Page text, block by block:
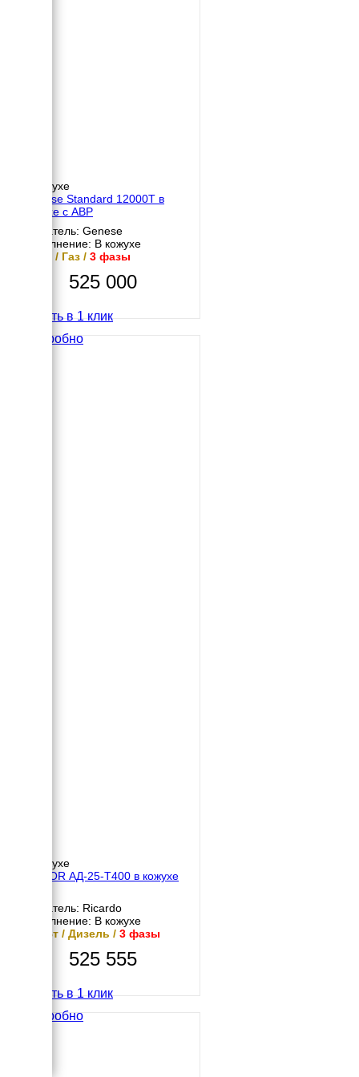
В кожухе
Genese Standard 12000T в
кожухе с АВР
Двигатель: Genese
Исполнение: В кожухе
9 кВт / Газ / 3 фазы
525 000
Купить в 1 клик
Подробно
В кожухе
MOTOR АД-25-Т400 в кожухе
Двигатель: Ricardo
Исполнение: В кожухе
25 кВт / Дизель / 3 фазы
525 555
Купить в 1 клик
Подробно